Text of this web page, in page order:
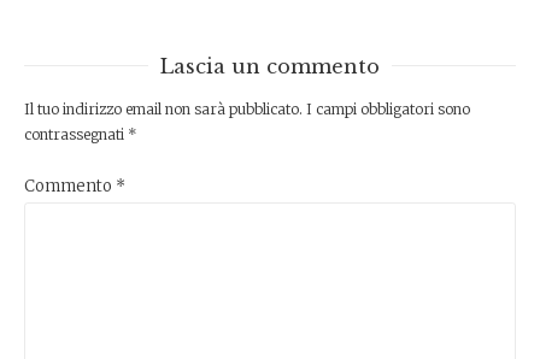
Lascia un commento
Il tuo indirizzo email non sarà pubblicato. I campi obbligatori sono
contrassegnati *
Commento *